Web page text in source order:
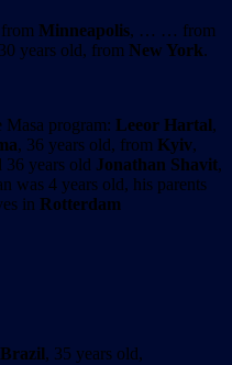
Minneapolis, … … from
years old, from New York.
Masa program: Leeor Hartal,
, 36 years old, from Kyiv,
36 years old Jonathan Shavit,
was 4 years old, his parents
in Rotterdam
Brazil, 35 years old,